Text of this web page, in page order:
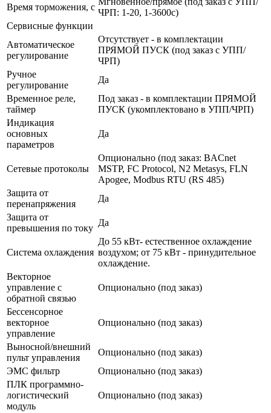
Время торможения, с
ЧРП: 1-20, 1-3600с)
Сервисные функции
Автоматическое
регулирование
Отсутствует - в комплектации
ПРЯМОЙ ПУСК (под заказ с УПП/
ЧРП)
Ручное
регулирование
Да
Временное реле,
таймер
Под заказ - в комплектации ПРЯМОЙ
ПУСК (укомплектовано в УПП/ЧРП)
Индикация
основных
параметров
Да
Сетевые протоколы
Опционально (под заказ: BACnet
MSTP, FC Protocol, N2 Metasys, FLN
Apogee, Modbus RTU (RS 485)
Защита от
перенапряжения
Да
Защита от
превышения по току
Да
Система охлаждения
До 55 кВт- естественное охлаждение
воздухом; от 75 кВт - принудительное
охлаждение.
Векторное
управление с
обратной связью
Опционально (под заказ)
Бессенсорное
векторное
управление
Опционально (под заказ)
Выносной/внешний
пульт управления
Опционально (под заказ)
ЭМС фильтр
Опционально (под заказ)
ПЛК программно-
логистический
модуль
Опционально (под заказ)